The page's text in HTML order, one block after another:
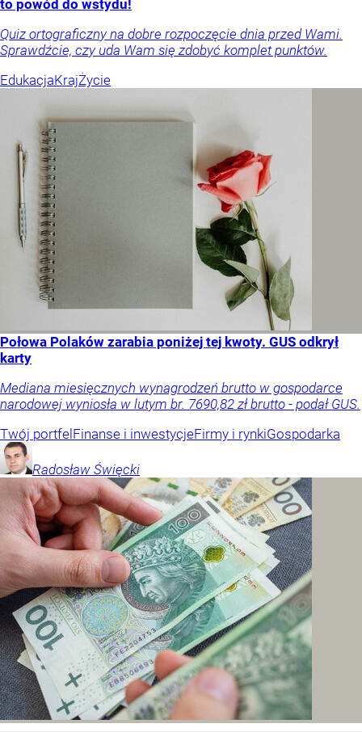
to powód do wstydu!
Quiz ortograficzny na dobre rozpoczęcie dnia przed Wami.
Sprawdźcie, czy uda Wam się zdobyć komplet punktów.
EdukacjaKrajŻycie
Połowa Polaków zarabia poniżej tej kwoty. GUS odkrył
karty
Mediana miesięcznych wynagrodzeń brutto w gospodarce
narodowej wyniosła w lutym br. 7690,82 zł brutto - podał GUS.
Twój portfel Finanse i inwestycjeFirmy i rynkiGospodarka
Radosław Święcki